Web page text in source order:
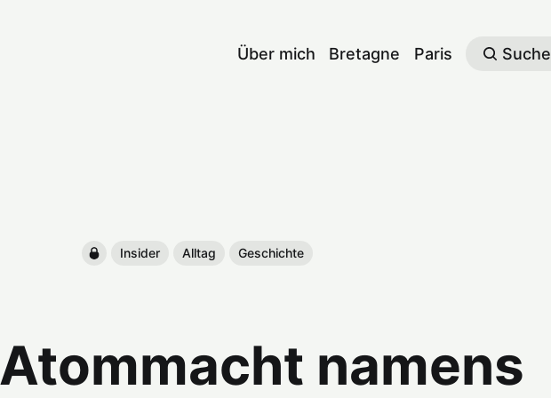
Über mich Bretagne Paris Suche
Insider Alltag Geschichte
namens